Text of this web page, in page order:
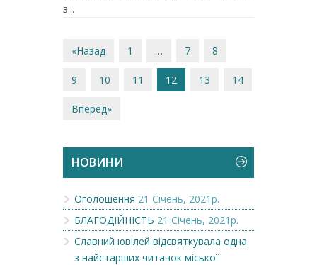
з...
«Назад 1 … 7 8
9 10 11 12 13 14
Вперед»
НОВИНИ
Оголошення 21 Січень, 2021р.
БЛАГОДІЙНІСТЬ 21 Січень, 2021р.
Славний ювілей відсвяткувала одна
з найстарших читачок міської